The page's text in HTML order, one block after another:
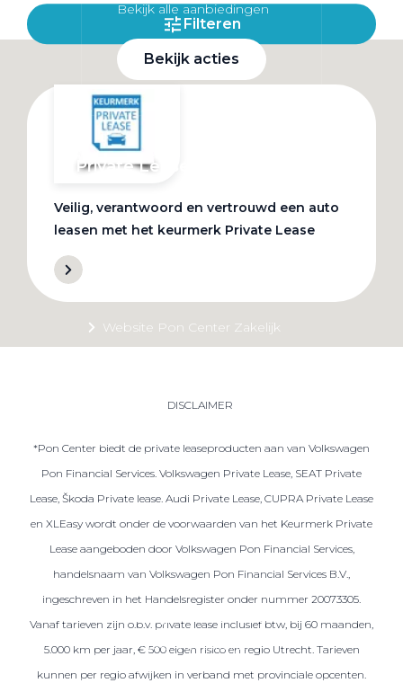
Bekijk alle aanbiedingen
Bekijk acties
Private Lease
Website Pon Center Zakelijk
Berijdersinfo
Zakelijke Lease acties
Profiteer van zakelijk
voordeel
Filteren
Veilig, verantwoord en vertrouwd een auto
leasen met het keurmerk Private Lease
DISCLAIMER
*Pon Center biedt de private leaseproducten aan van Volkswagen
Pon Financial Services. Volkswagen Private Lease, SEAT Private
Lease, Škoda Private lease. Audi Private Lease, CUPRA Private Lease
en XLEasy wordt onder de voorwaarden van het Keurmerk Private
Lease aangeboden door Volkswagen Pon Financial Services,
handelsnaam van Volkswagen Pon Financial Services B.V.,
ingeschreven in het Handelsregister onder nummer 20073305.
Vanaf tarieven zijn o.b.v. private lease inclusief btw, bij 60 maanden,
5.000 km per jaar, € 500 eigen risico en regio Utrecht. Tarieven
kunnen per regio afwijken in verband met provinciale opcenten.